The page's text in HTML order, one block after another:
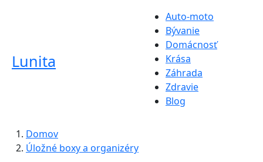
Lunita
Auto-moto
Bývanie
Domácnosť
Krása
Záhrada
Zdravie
Blog
Domov
Úložné boxy a organizéry